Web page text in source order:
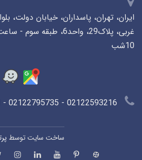
ایران، تهران، پاسداران، خیابان دولت،
10شب
ساخت سایت توسط